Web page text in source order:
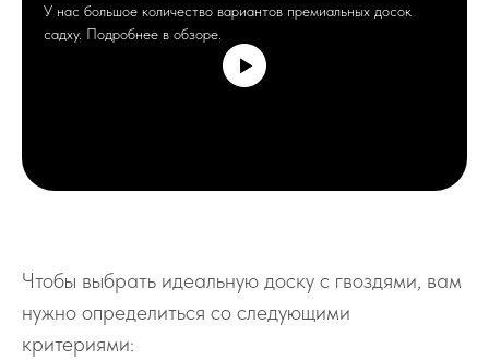
У нас большое количество вариантов премиальных досок
садху. Подробнее в обзоре.
Чтобы выбрать идеальную доску с гвоздями, вам
нужно определиться со следующими
критериями: